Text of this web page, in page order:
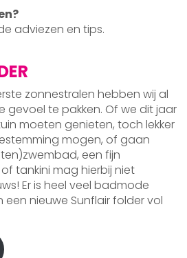
adviezen en tips.
zonnestralen hebben wij al
gevoel te pakken. Of we dit jaar
moeten genieten, toch lekker
mogen, of gaan
een fijn
tankini mag hierbij niet
Er is heel veel badmode
nieuwe Sunflair folder vol